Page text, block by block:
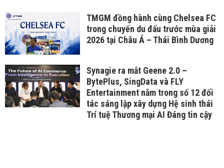
TMGM đồng hành cùng Chelsea FC
trong chuyến du đấu trước mùa giải
2026 tại Châu Á – Thái Bình Dương
Synagie ra mắt Geene 2.0 –
BytePlus, SingData và FLY
Entertainment nằm trong số 12 đối
tác sáng lập xây dựng Hệ sinh thái
Trí tuệ Thương mại AI Đáng tin cậy